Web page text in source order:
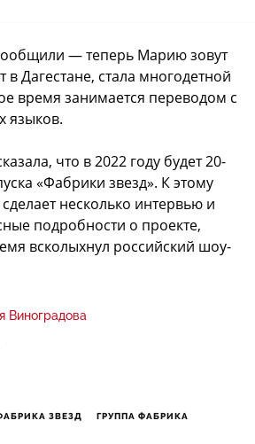
— теперь Марию зовут
Дагестане, стала многодетной
время занимается переводом с
языков.
что в 2022 году будет 20-
«Фабрики звезд». К этому
несколько интервью и
подробности о проекте,
всколыхнул российский шоу-
Виноградова
ЗВЕЗД ГРУППА ФАБРИКА